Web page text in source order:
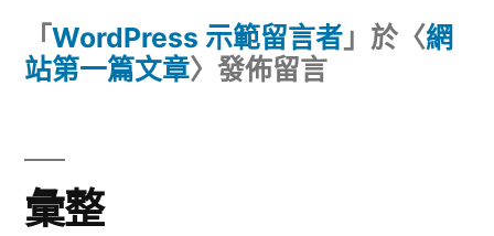
「 WordPress 示範留言者 」於〈網
站第一篇文章〉發佈留言
彙整